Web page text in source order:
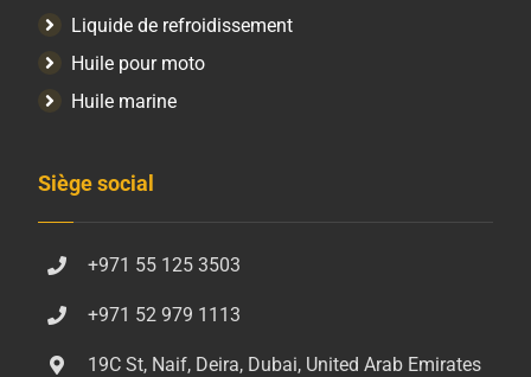
Liquide de refroidissement
Huile pour moto
Huile marine
Siège social
+971 55 125 3503
+971 52 979 1113
19C St, Naif, Deira, Dubai, United Arab Emirates